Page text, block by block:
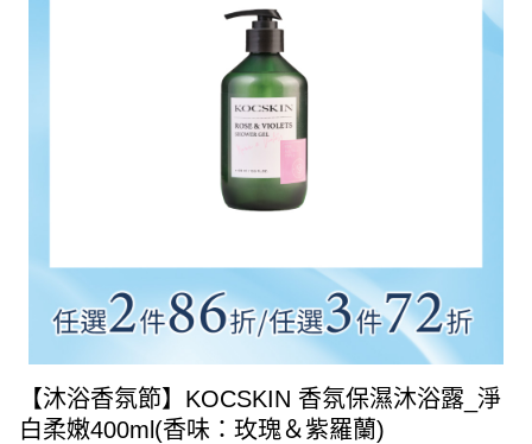
【沐浴香氛節】KOCSKIN 香氛保濕沐浴露_淨
白柔嫩400ml(香味：玫瑰＆紫羅蘭)